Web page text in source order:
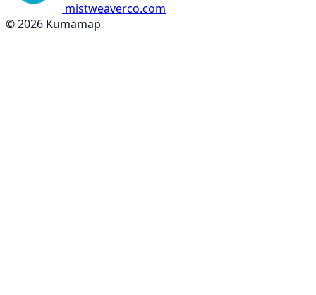
mistweaverco.com
© 2026 Kumamap